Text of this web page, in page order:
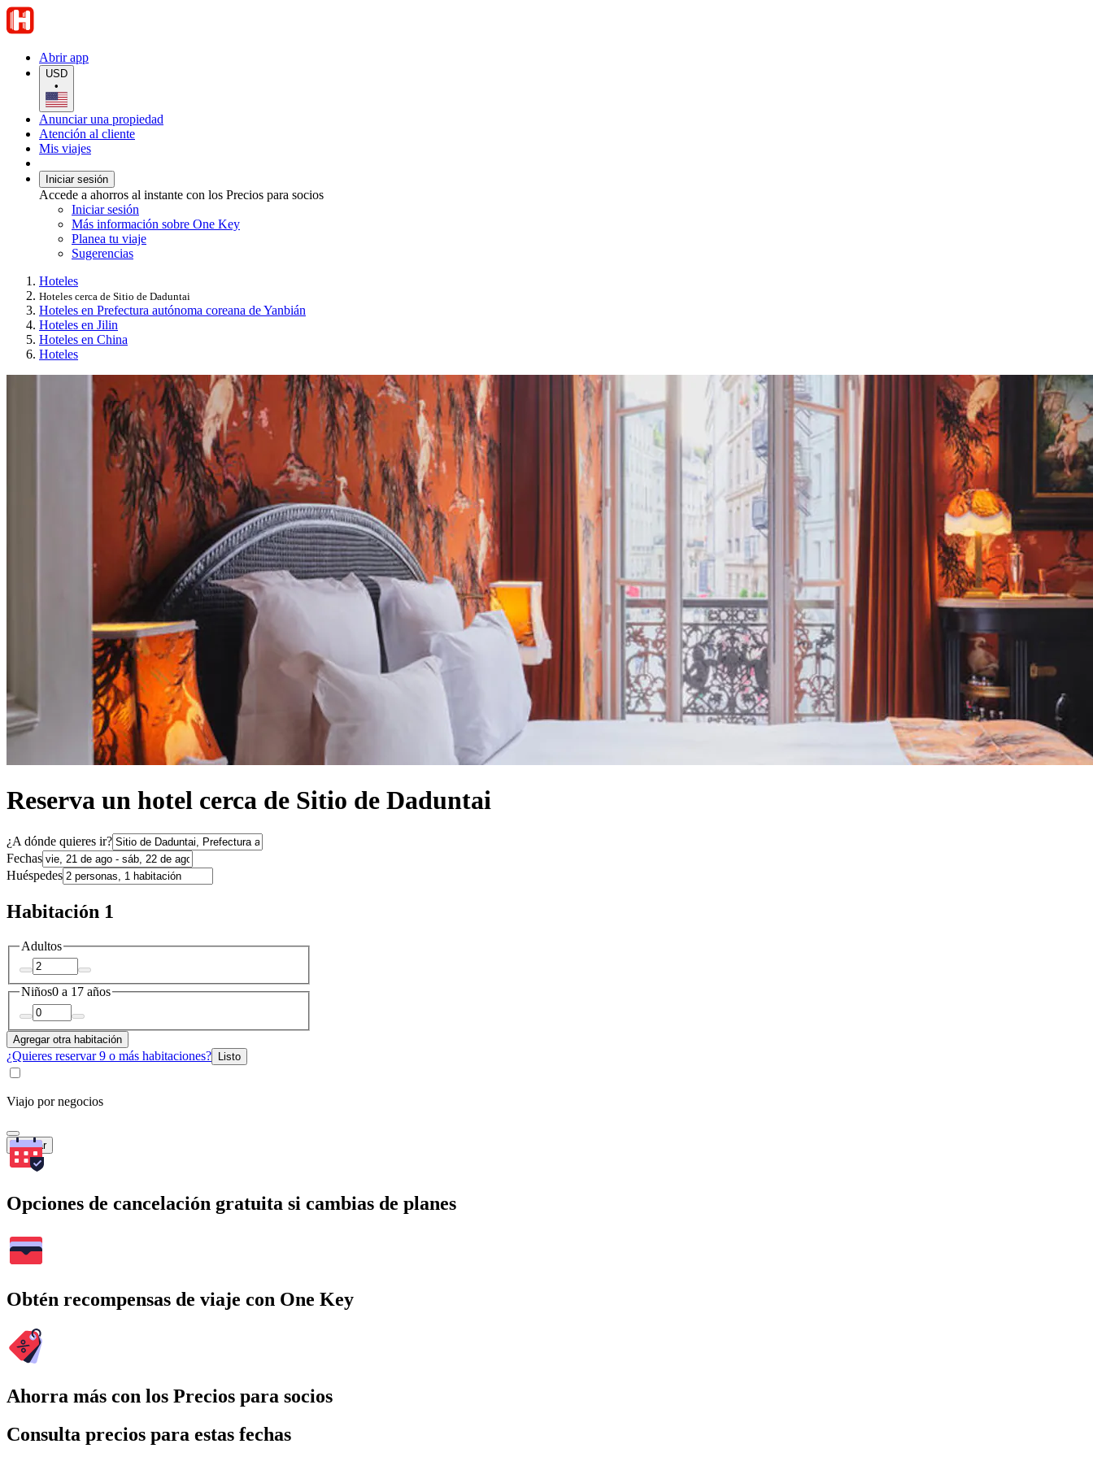
Abrir app
USD
•
Anunciar una propiedad
Atención al cliente
Mis viajes
Iniciar sesión
Accede a ahorros al instante con los Precios para socios
Iniciar sesión
Más información sobre One Key
Planea tu viaje
Sugerencias
Hoteles
Hoteles cerca de Sitio de Daduntai
Hoteles en Prefectura autónoma coreana de Yanbián
Hoteles en Jilin
Hoteles en China
Hoteles
Reserva un hotel cerca de Sitio de Daduntai
¿A dónde quieres ir?
Fechas
Huéspedes
Habitación 1
Adultos
Niños0 a 17 años
Agregar otra habitación
¿Quieres reservar 9 o más habitaciones? Listo
Viajo por negocios
Buscar
Opciones de cancelación gratuita si cambias de planes
Obtén recompensas de viaje con One Key
Ahorra más con los Precios para socios
Consulta precios para estas fechas